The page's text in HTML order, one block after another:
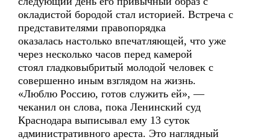
окладистой бородой стал историей. Встреча с
представителями правопорядка
оказалась настолько впечатляющей, что уже
через несколько часов перед камерой
стоял гладковыбритый молодой человек с
совершенно иным взглядом на жизнь.
«Люблю Россию, готов служить ей», —
чеканил он слова, пока Ленинский суд
Краснодара выписывал ему 13 суток
административного ареста. Это наглядный